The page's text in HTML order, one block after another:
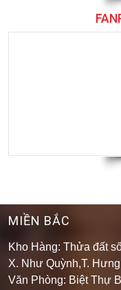
MIỀN BẮC
Kho Hàng: Thửa đất
X. Như Quỳnh,T.
Văn Phòng: Biệt Thự